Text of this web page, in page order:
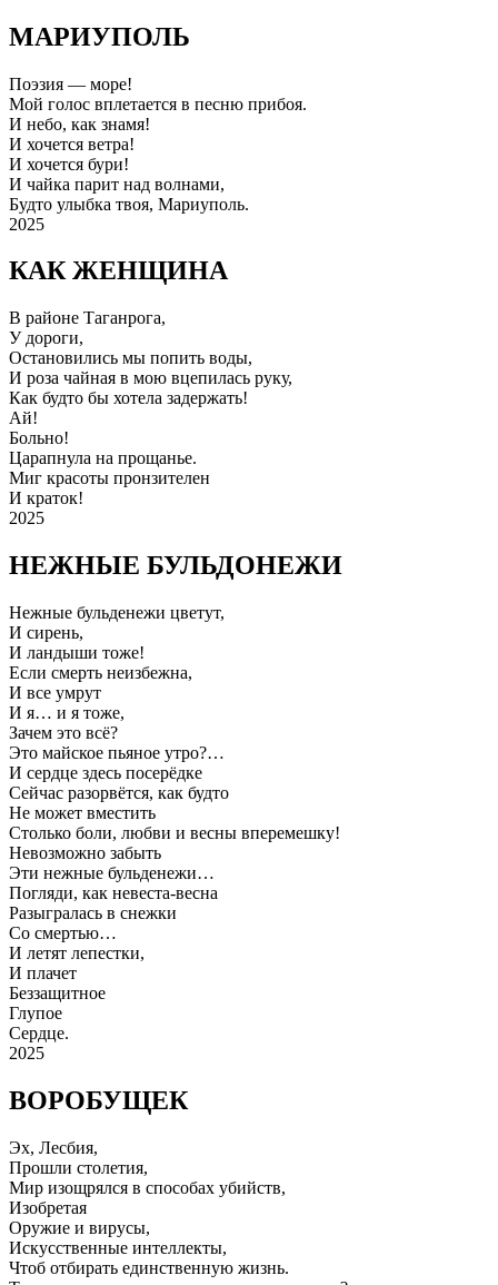
МАРИУПОЛЬ
Поэзия — море!
Мой голос вплетается в песню прибоя.
И небо, как знамя!
И хочется ветра!
И хочется бури!
И чайка парит над волнами,
Будто улыбка твоя, Мариуполь.
2025
КАК ЖЕНЩИНА
В районе Таганрога,
У дороги,
Остановились мы попить воды,
И роза чайная в мою вцепилась руку,
Как будто бы хотела задержать!
Ай!
Больно!
Царапнула на прощанье.
Миг красоты пронзителен
И краток!
2025
НЕЖНЫЕ БУЛЬДОНЕЖИ
Нежные бульденежи цветут,
И сирень,
И ландыши тоже!
Если смерть неизбежна,
И все умрут
И я… и я тоже,
Зачем это всё?
Это майское пьяное утро?…
И сердце здесь посерёдке
Сейчас разорвётся, как будто
Не может вместить
Столько боли, любви и весны вперемешку!
Невозможно забыть
Эти нежные бульденежи…
Погляди, как невеста-весна
Разыгралась в снежки
Со смертью…
И летят лепестки,
И плачет
Беззащитное
Глупое
Сердце.
2025
ВОРОБУЩЕК
Эх, Лесбия,
Прошли столетия,
Мир изощрялся в способах убийств,
Изобретая
Оружие и вирусы,
Искусственные интеллекты,
Чтоб отбирать единственную жизнь.